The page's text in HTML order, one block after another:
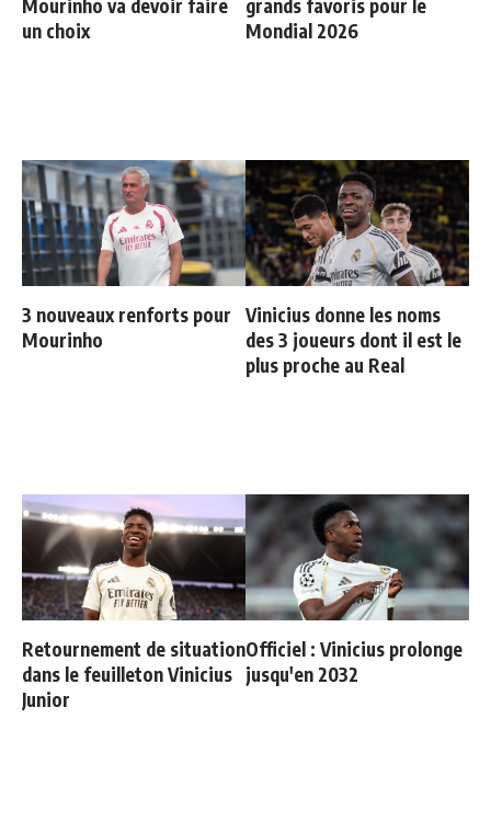
Mourinho va devoir faire
un choix
grands favoris pour le
Mondial 2026
3 nouveaux renforts pour
Mourinho
Vinicius donne les noms
des 3 joueurs dont il est le
plus proche au Real
Retournement de situation
dans le feuilleton Vinicius
Junior
Officiel : Vinicius prolonge
jusqu'en 2032